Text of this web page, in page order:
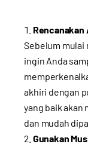
Rencanakan
Sebelum mulai
ingin Anda
akhiri dengan
yang baik akan
dan mudah
Gunakan